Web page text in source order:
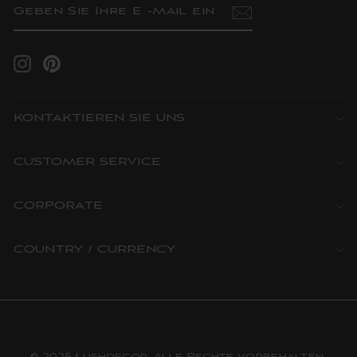
SIE
E
MAIL
EIN
InstagramPinterest
KONTAKTIEREN SIE UNS
CUSTOMER SERVICE
CORPORATE
COUNTRY / CURRENCY